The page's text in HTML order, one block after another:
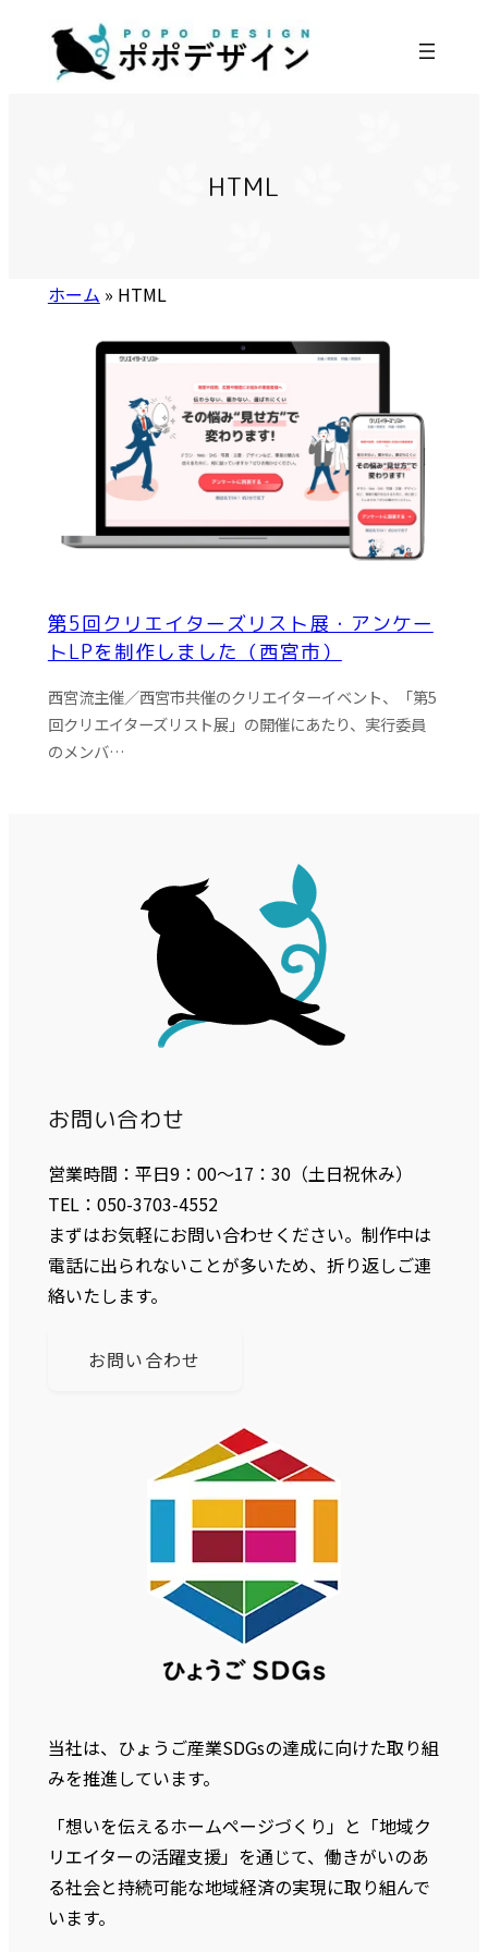
HTML
ホーム » HTML
第5回クリエイターズリスト展・アンケー
トLPを制作しました（西宮市）
西宮流主催／西宮市共催のクリエイターイベント、「第5
回クリエイターズリスト展」の開催にあたり、実行委員
のメンバ…
お問い合わせ
営業時間：平日9：00〜17：30（土日祝休み）
TEL：050-3703-4552
まずはお気軽にお問い合わせください。制作中は
電話に出られないことが多いため、折り返しご連
絡いたします。
お問い合わせ
当社は、ひょうご産業SDGsの達成に向けた取り組
みを推進しています。
「想いを伝えるホームページづくり」と「地域ク
リエイターの活躍支援」を通じて、働きがいのあ
る社会と持続可能な地域経済の実現に取り組んで
います。